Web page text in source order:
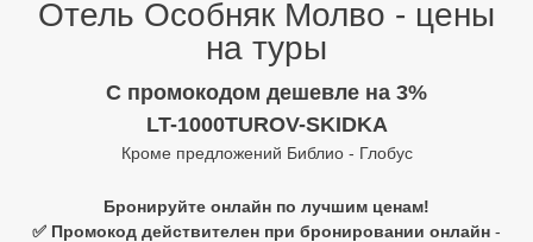
Отель Особняк Молво - цены
на туры
C промокодом дешевле на 3%
LT-1000TUROV-SKIDKA
Кроме предложений Библио - Глобус
Бронируйте онлайн по лучшим ценам!
✅ Промокод действителен при бронировании онлайн -
Египет